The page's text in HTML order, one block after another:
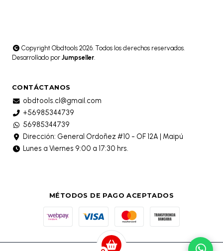
Copyright Obdtools 2026. Todos los derechos reservados.
Desarrollado por Jumpseller
CONTÁCTANOS
obdtools.cl@gmail.com
+56985344739
56985344739
Dirección: General Ordoñez #10 - OF 12A | Maipú
Lunes a Viernes 9:00 a 17:30 hrs.
MÉTODOS DE PAGO ACEPTADOS